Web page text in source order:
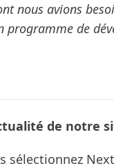
nous avions
programme de
de notre
sélectionnez